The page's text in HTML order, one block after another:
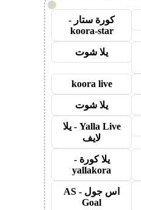
!
كورة ستار -
koora-star
يلا شوت
koora live
يلا شوت
Yalla Live - يلا
لايف
يلا كورة -
yallakora
اس جول - AS
Goal